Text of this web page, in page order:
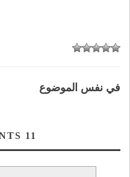
في نفس الموضوع
11